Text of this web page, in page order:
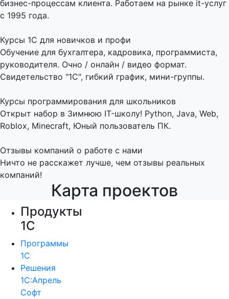
бизнес-процессам клиента. Работаем на рынке it-услуг
с 1995 года.
Курсы 1С для новичков и профи
Обучение для бухгалтера, кадровика, программиста,
руководителя. Очно / онлайн / видео формат.
Свидетельство "1С", гибкий график, мини-группы.
Курсы программирования для школьников
Открыт набор в Зимнюю IT-школу! Python, Java, Web,
Roblox, Minecraft, Юный пользователь ПК.
Отзывы компаний о работе с нами
Ничто не расскажет лучше, чем отзывы реальных
компаний!
Карта проектов
Продукты
1С
Программы
1С
Решения
1С:Апрель
Софт